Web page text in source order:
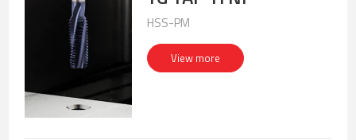
HSS-PM
View more